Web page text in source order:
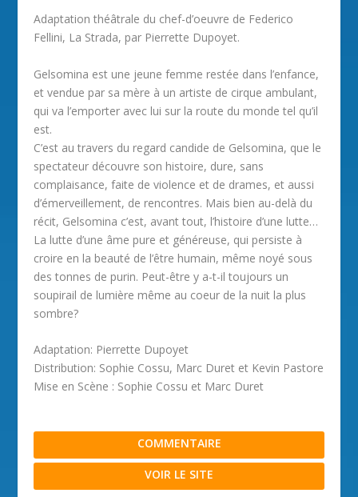
Adaptation théâtrale du chef-d’oeuvre de Federico
Fellini, La Strada, par Pierrette Dupoyet.
Gelsomina est une jeune femme restée dans l’enfance,
et vendue par sa mère à un artiste de cirque ambulant,
qui va l’emporter avec lui sur la route du monde tel qu’il
est.
C’est au travers du regard candide de Gelsomina, que le
spectateur découvre son histoire, dure, sans
complaisance, faite de violence et de drames, et aussi
d’émerveillement, de rencontres. Mais bien au-delà du
récit, Gelsomina c’est, avant tout, l’histoire d’une lutte…
La lutte d’une âme pure et généreuse, qui persiste à
croire en la beauté de l’être humain, même noyé sous
des tonnes de purin. Peut-être y a-t-il toujours un
soupirail de lumière même au coeur de la nuit la plus
sombre?
Adaptation: Pierrette Dupoyet
Distribution: Sophie Cossu, Marc Duret et Kevin Pastore
Mise en Scène : Sophie Cossu et Marc Duret
COMMENTAIRE
VOIR LE SITE